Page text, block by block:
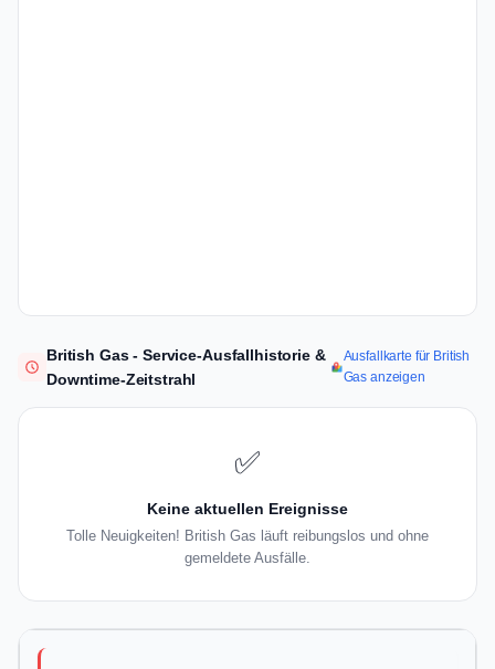
British Gas - Service-Ausfallhistorie &
Downtime-Zeitstrahl
Ausfallkarte für British
Gas anzeigen
✅
Keine aktuellen Ereignisse
Tolle Neuigkeiten! British Gas läuft reibungslos und ohne
gemeldete Ausfälle.